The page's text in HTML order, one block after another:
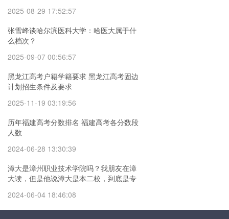
2025-08-29 17:52:57
张雪峰谈哈尔滨医科大学：哈医大属于什
么档次？
2025-09-07 00:56:57
黑龙江高考户籍学籍要求 黑龙江高考固边
计划招生条件及要求
2025-11-19 03:19:56
历年福建高考分数排名 福建高考各分数段
人数
2024-06-28 13:30:39
漳大是漳州职业技术学院吗？我朋友在漳
大读，但是他说漳大是本二校，到底是专
2024-06-04 18:46:08